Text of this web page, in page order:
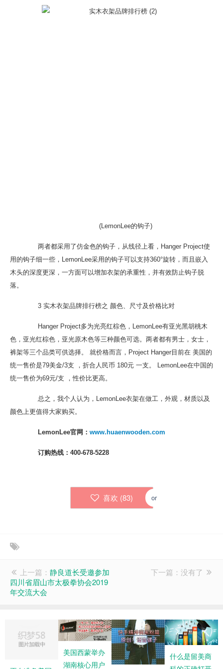
(LemonLee的钩子)
两者都采用了仿金色的钩子，从线径上看，Hanger Project使
用的钩子细一些，LemonLee采用的钩子可以支持360°旋转，而且嵌入
木头的深度更深，一方面可以增加衣架的承重性，并有效防止钩子脱
落。
3 实木衣架品牌排行榜之 颜色、尺寸及价格比对
Hanger Project多为光亮红棕色，LemonLee有亚光黑胡桃木
色，亚光红棕色，亚光原木色等三种颜色可选。两者都有男士，女士，
裤架等三个品类可供选择。 就价格而言，Project Hanger目前在 美国的
统一售价是79美金/3支 ，折合人民币 180元 一支。 LemonLee在中国的
统一售价为69元/支 ，性价比更高。
总之，我个人认为，LemonLee衣架在做工，外观，材质以及
颜色上更值得大家购买。
LemonLee官网： www.huaenwooden.com
订购热线：400-678-5228
喜欢 (83) or
上一篇： 静良道长受邀参加
四川省眉山市太极拳协会2019
年交流大会
下一篇：没有了
美国西蒙举办
湖南核心用户
什么是留美商